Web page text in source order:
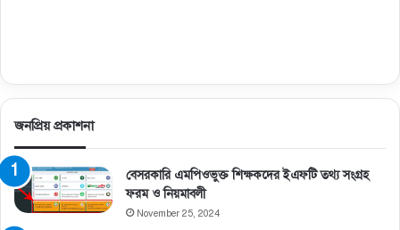
জনপ্রিয় প্রকাশনা
বেসরকারি এমপিওভুক্ত শিক্ষকদের ইএফটি তথ্য সংগ্রহ
ফরম ও নিয়মাবলী
November 25, 2024